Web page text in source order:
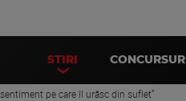
STIRI CONCURSURI
pe care îl urăsc din suflet”